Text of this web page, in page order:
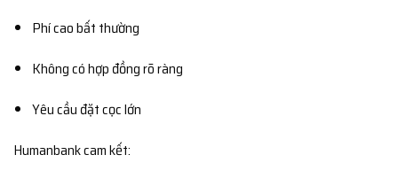
Phí cao bất thường
Không có hợp đồng rõ ràng
Yêu cầu đặt cọc lớn
Humanbank cam kết: